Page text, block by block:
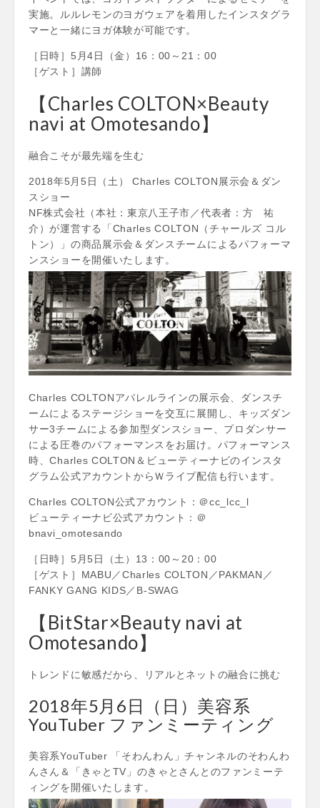
実施。ルルレモンのヨガウェアを着用したインスタグラ
マーと一緒にヨガ体験が可能です。
［日時］5月4日（金）16：00～21：00
［ゲスト］講師
【Charles COLTON×Beauty
navi at Omotesando】
融合こそが最先端を生む
2018年5月5日（土） Charles COLTON展示会＆ダン
スショー
NF株式会社（本社：東京八王子市／代表者：方 祐
介）が運営する「Charles COLTON（チャールズ コル
トン）」の商品展示会＆ダンスチームによるパフォーマ
ンスショーを開催いたします。
Charles COLTONアパレルラインの展示会、ダンスチ
ームによるステージショーを交互に展開し、キッズダン
サー3チームによる参加型ダンスショー、プロダンサー
による圧巻のパフォーマンスをお届け。パフォーマンス
時、Charles COLTON＆ビューティーナビのインスタ
グラム公式アカウントからＷライブ配信も行います。
Charles COLTON公式アカウント：＠cc_lcc_l
ビューティーナビ公式アカウント：＠
bnavi_omotesando
［日時］5月5日（土）13：00～20：00
［ゲスト］MABU／Charles COLTON／PAKMAN／
FANKY GANG KIDS／B-SWAG
【BitStar×Beauty navi at
Omotesando】
トレンドに敏感だから、リアルとネットの融合に挑む
2018年5月6日（日）美容系
YouTuber ファンミーティング
美容系YouTuber 「そわんわん」チャンネルのそわんわ
んさん＆「きゃとTV」のきゃとさんとのファンミーテ
ィングを開催いたします。